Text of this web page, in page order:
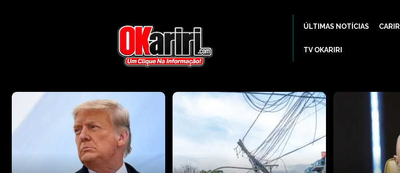
ÚLTIMAS NOTÍCIAS CARIRI
TV OKARIRI